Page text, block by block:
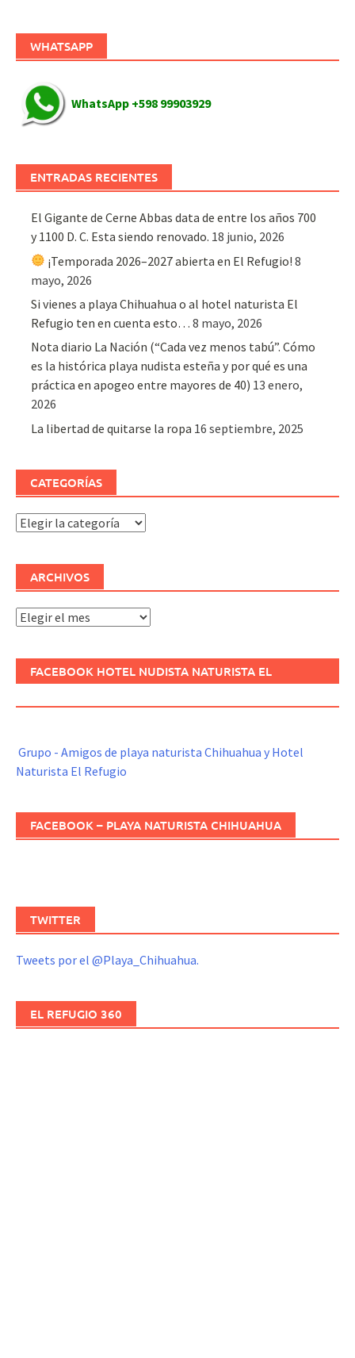
WHATSAPP
WhatsApp +598 99903929
ENTRADAS RECIENTES
El Gigante de Cerne Abbas data de entre los años 700
y 1100 D. C. Esta siendo renovado. 18 junio, 2026
¡Temporada 2026–2027 abierta en El Refugio! 8
mayo, 2026
Si vienes a playa Chihuahua o al hotel naturista El
Refugio ten en cuenta esto… 8 mayo, 2026
Nota diario La Nación (“Cada vez menos tabú”. Cómo
es la histórica playa nudista esteña y por qué es una
práctica en apogeo entre mayores de 40) 13 enero,
2026
La libertad de quitarse la ropa 16 septiembre, 2025
CATEGORÍAS
Categorías
ARCHIVOS
Archivos
FACEBOOK HOTEL NUDISTA NATURISTA EL
Grupo - Amigos de playa naturista Chihuahua y Hotel
Naturista El Refugio
FACEBOOK – PLAYA NATURISTA CHIHUAHUA
TWITTER
Tweets por el @Playa_Chihuahua.
EL REFUGIO 360